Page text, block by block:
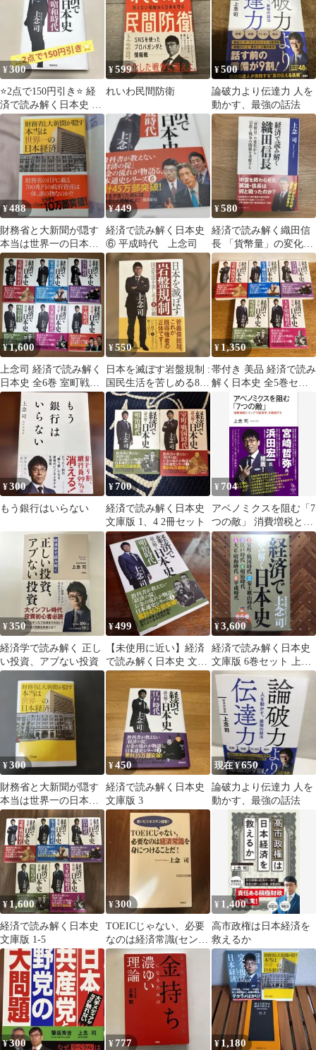
¥300
⭐️2点で150円引き⭐️ 経
済で読み解く日本史 文
庫版 5 大正•昭和時代
上念司
¥599
れいわ民間防衛
¥500
論破力より伝達力 人を
動かす、最強の話法
¥488
財務省と大新聞が隠す
本当は世界一の日本経
済
¥449
経済で読み解く日本史
⑥ 平成時代 上念司
¥580
経済で読み解く織田信
長 「貨幣量」の変化か
ら宗教と戦争の関係を
考察する
¥1,600
上念司 経済で読み解く
日本史 全6巻 室町戦国
江戸明治大正昭和平成
¥550
日本を滅ぼす岩盤規制 :
国民生活を苦しめる8の
敵
¥ 1,350
帯付き 美品 経済で読み
解く日本史 全5巻セッ
ト 上念司 飛鳥新社
¥300
もう銀行はいらない
¥700
経済で読み解く日本史
文庫版 1、4 2冊セット
¥ 704
アベノミクスを阻む「7
つの敵」 消費増税と
「トンデモ経済学」を
論破する (知的発見!
BOOKS 020) (知的発
見!BOOKS 20)
¥350
経済学で読み解く 正し
い投資、アブない投資
¥499
【未使用に近い】経済
で読み解く日本史 文庫
版 4
¥3,600
経済で読み解く日本史
文庫版 6巻セット 上念
司
¥300
財務省と大新聞が隠す
本当は世界一の日本経
済
¥450
経済で読み解く日本史
文庫版 3
現在 ¥650
論破力より伝達力 人を
動かす、最強の話法
¥ 1,600
経済で読み解く日本史
文庫版 1-5
¥300
TOEICじゃない、必要
なのは経済常識(セン
ス)を身につけること
だ! 若いビジ…
¥ 1,400
高市政権は日本経済を
救えるか
¥300 ¥ 777 ¥ 1,180